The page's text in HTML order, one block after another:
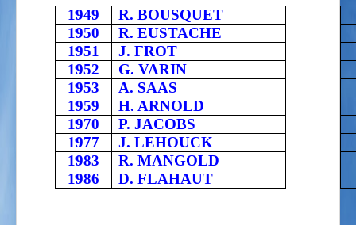
1949
R. BOUSQUET
1950
R. EUSTACHE
1951
J. FROT
1952
G. VARIN
1953
A. SAAS
1959
H. ARNOLD
1970
P. JACOBS
1977
J. LEHOUCK
1983
R. MANGOLD
1986
D. FLAHAUT